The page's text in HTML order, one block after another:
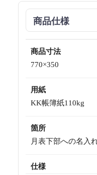
商品仕様
商品寸法
770×350
用紙
KK帳簿紙110kg
箇所
月表下部への名入
仕様